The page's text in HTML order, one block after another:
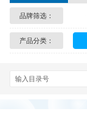
品牌筛选：
产品分类：